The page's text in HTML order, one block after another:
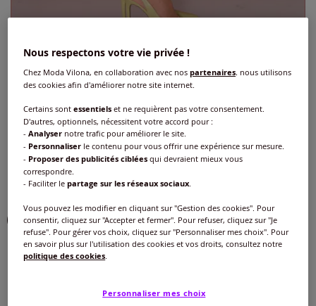
Corsaire en jean orné chat en pierres
brillantes
Couleur :jaune vanille
Choisir une couleur :
Nous respectons votre vie privée !
Chez Moda Vilona, en collaboration avec nospartenaires, nous utilisons
des cookies afin d'améliorer notre site internet.
Certains sontessentiels et ne requièrent pas votre consentement.
D'autres, optionnels, nécessitent votre accord pour :
-Analyser notre trafic pour améliorer le site.
- Personnaliser le contenu pour vous offrir une expérience sur mesure.
- Proposer des publicités ciblées qui devraient mieux vous
correspondre.
- Faciliter lepartage sur les réseaux sociaux.
Vous pouvez les modifier en cliquant sur "Gestion des cookies". Pour
consentir, cliquez sur "Accepter et fermer". Pour refuser, cliquez sur "Je
refuse". Pour gérer vos choix, cliquez sur "Personnaliser mes choix". Pour
en savoir plus sur l'utilisation des cookies et vos droits, consultez notre
politique des cookies.
Personnaliser mes choix